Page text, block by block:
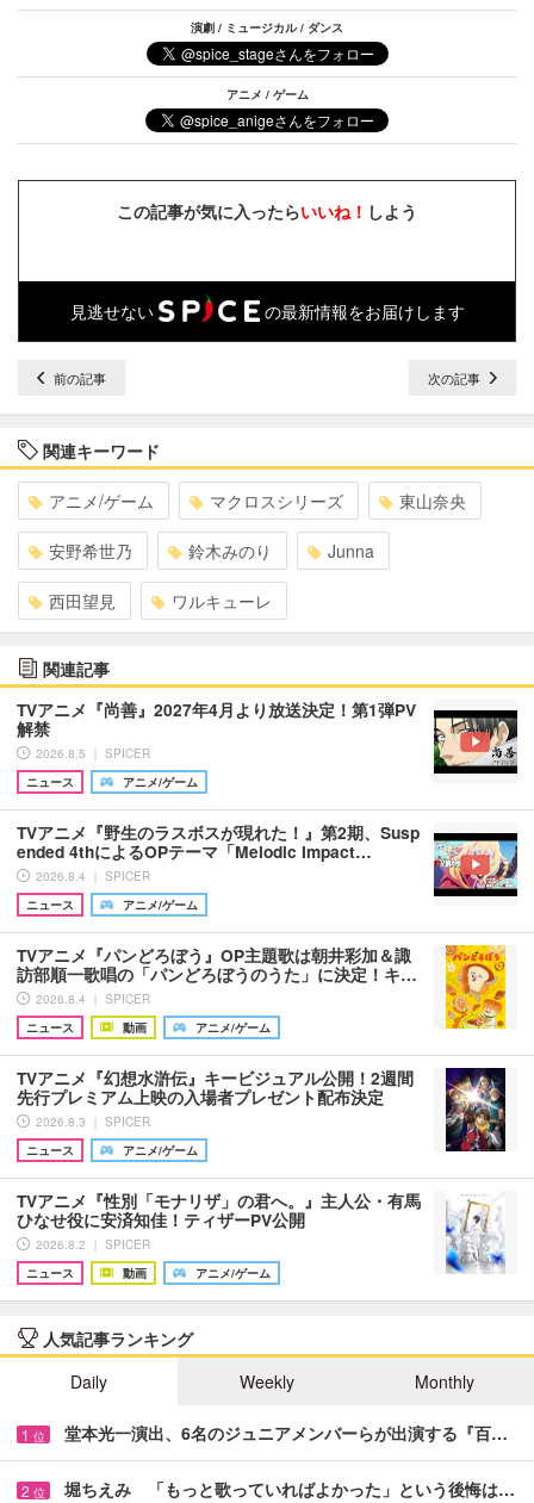
演劇 / ミュージカル / ダンス
アニメ / ゲーム
この記事が気に入ったらいいね！ しよう
見逃せない の最新情報をお届けします
前の記事 次の記事
関連キーワード
アニメ/ゲーム マクロスシリーズ 東山奈央
安野希世乃 鈴木みのり Junna
西田望見 ワルキューレ
関連記事
TVアニメ『尚善』2027年4月より放送決定！第1弾PV
解禁
2026.8.5 ｜ SPICER
ニュース
アニメ/ゲーム
TVアニメ『野生のラスボスが現れた！』第2期、Susp
ended 4thによるOPテーマ「Melodic Impact…
2026.8.4 ｜ SPICER
ニュース
アニメ/ゲーム
TVアニメ『パンどろぼう』OP主題歌は朝井彩加＆諏
訪部順一歌唱の「パンどろぼうのうた」に決定！キ…
2026.8.4 ｜ SPICER
ニュース
動画 アニメ/ゲーム
TVアニメ『幻想水滸伝』キービジュアル公開！2週間
先行プレミアム上映の入場者プレゼント配布決定
2026.8.3 ｜ SPICER
ニュース
アニメ/ゲーム
TVアニメ『性別「モナリザ」の君へ。』主人公・有馬
ひなせ役に安済知佳！ティザーPV公開
2026.8.2 ｜ SPICER
ニュース
動画 アニメ/ゲーム
人気記事ランキング
Daily
Weekly Monthly
1 位 堂本光一演出、6名のジュニアメンバーらが出演する『百…
2 位 堀ちえみ 「もっと歌っていればよかった」という後悔は…